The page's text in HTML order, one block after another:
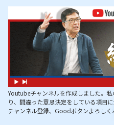
Youtubeチャンネルを作成しました。
り、間違った意思決定をしている項目
チャンネル登録、Goodボタンよろしく